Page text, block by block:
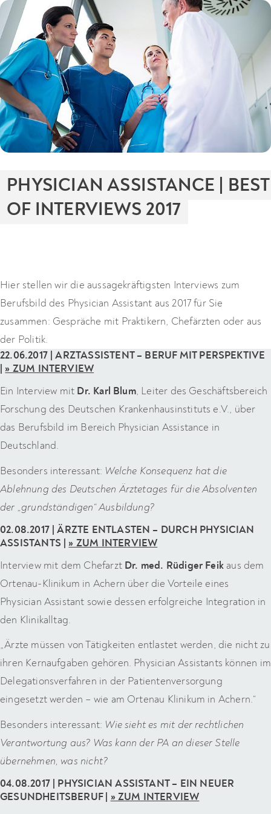
PHYSICIAN ASSISTANCE | BEST
OF INTERVIEWS 2017
Hier stellen wir die aussagekräftigsten Interviews zum
Berufsbild des Physician Assistant aus 2017 für Sie
zusammen: Gespräche mit Praktikern, Chefärzten oder aus
der Politik.
22.06.2017 | ARZTASSISTENT – BERUF MIT PERSPEKTIVE
» ZUM INTERVIEW
Ein Interview mit Dr. Karl Blum, Leiter des Geschäftsbereich
Forschung des Deutschen Krankenhausinstituts e.V., über
das Berufsbild im Bereich Physician Assistance in
Deutschland.
Besonders interessant: Welche Konsequenz hat die
Ablehnung des Deutschen Ärztetages für die Absolventen
der „grundständigen“ Ausbildung?
02.08.2017 | ÄRZTE ENTLASTEN – DURCH PHYSICIAN
ASSISTANTS | » ZUM INTERVIEW
Interview mit dem Chefarzt Dr. med. Rüdiger Feikaus dem
Ortenau-Klinikum in Achern über die Vorteile eines
Physician Assistant sowie dessen erfolgreiche Integration in
den Klinikalltag.
„Ärzte müssen von Tätigkeiten entlastet werden, die nicht zu
ihren Kernaufgaben gehören. Physician Assistants können im
Delegationsverfahren in der Patientenversorgung
eingesetzt werden – wie am Ortenau Klinikum in Achern.“
Besonders interessant: Wie sieht es mit der rechtlichen
Verantwortung aus? Was kann der PA an dieser Stelle
übernehmen, was nicht?
04.08.2017 | PHYSICIAN ASSISTANT – EIN NEUER
GESUNDHEITSBERUF | » ZUM INTERVIEW